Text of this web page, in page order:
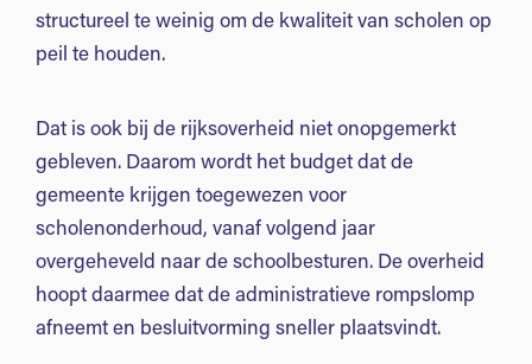
structureel te weinig om de kwaliteit van scholen op
peil te houden.
Dat is ook bij de rijksoverheid niet onopgemerkt
gebleven. Daarom wordt het budget dat de
gemeente krijgen toegewezen voor
scholenonderhoud, vanaf volgend jaar
overgeheveld naar de schoolbesturen. De overheid
hoopt daarmee dat de administratieve rompslomp
afneemt en besluitvorming sneller plaatsvindt.